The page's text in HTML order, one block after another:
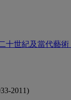
十世紀及當代藝術
2011)